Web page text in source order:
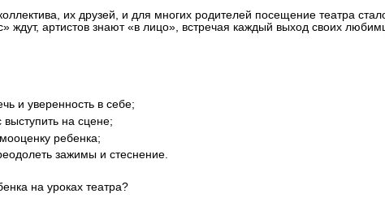
их друзей, и для многих родителей посещение театра
ждут, артистов знают «в лицо», встречая каждый выход своих
и уверенность в себе;
на сцене;
ребенка;
зажимы и стеснение.
на уроках театра?